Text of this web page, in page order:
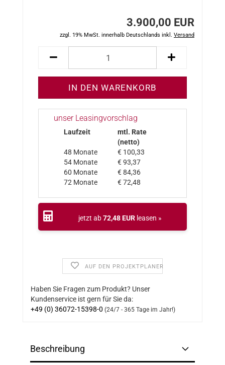
3.900,00 EUR
zzgl. 19% MwSt. innerhalb Deutschlands inkl. Versand
unser Leasingvorschlag
Laufzeit
mtl. Rate
(netto)
48 Monate
€ 100,33
54 Monate
€ 93,37
60 Monate
€ 84,36
72 Monate
€ 72,48
jetzt ab72,48 EURleasen »
AUF DEN PROJEKTPLANER
Haben Sie Fragen zum Produkt? Unser
Kundenservice ist gern für Sie da:
+49 (0) 36072-15398-0 (24/7 - 365 Tage im Jahr!)
Beschreibung